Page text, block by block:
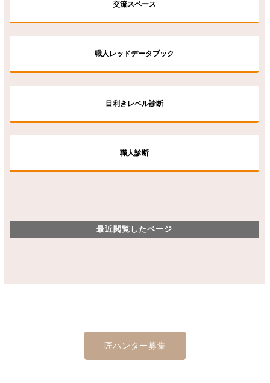
交流スペース
職人レッドデータブック
目利きレベル診断
職人診断
最近閲覧したページ
匠ハンター募集